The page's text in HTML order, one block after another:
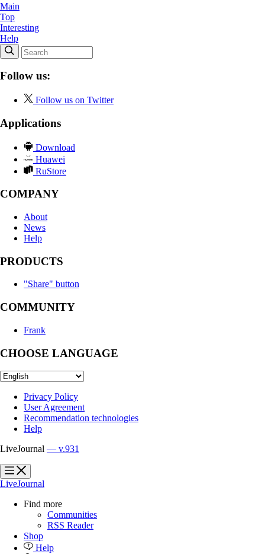
Main
Top
Interesting
Help
Follow us:
Follow us on Twitter
Applications
Download
Huawei
RuStore
COMPANY
About
News
Help
PRODUCTS
"Share" button
COMMUNITY
Frank
CHOOSE LANGUAGE
Privacy Policy
User Agreement
Recommendation technologies
Help
LiveJournal — v.931
?
?
LiveJournal
Find more
Communities
RSS Reader
Shop
Help